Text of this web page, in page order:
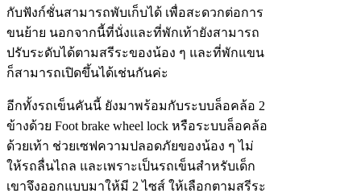
กับฟังก์ชั่นสามารถพับเก็บได้ เพื่อสะดวกต่อการ
ขนย้าย นอกจากนี้ที่นั่งและที่พักเท้ายังสามารถ
ปรับระดับได้ตามสรีระของน้อง ๆ และที่พักแขน
ก็สามารถเปิดขึ้นได้เช่นกันค่ะ
อีกทั้งรถเข็นคันนี้ ยังมาพร้อมกับระบบล็อคล้อ 2
ข้างด้วย Foot brake wheel lock หรือระบบล็อคล้อ
ด้วยเท้า ช่วยเซฟความปลอดภัยของน้อง ๆ ไม่
ให้รถลื่นไถล และเพราะเป็นรถเข็นสำหรับเด็ก
เขาจึงออกแบบมาให้มี 2 ไซส์ ให้เลือกตามสรีระ